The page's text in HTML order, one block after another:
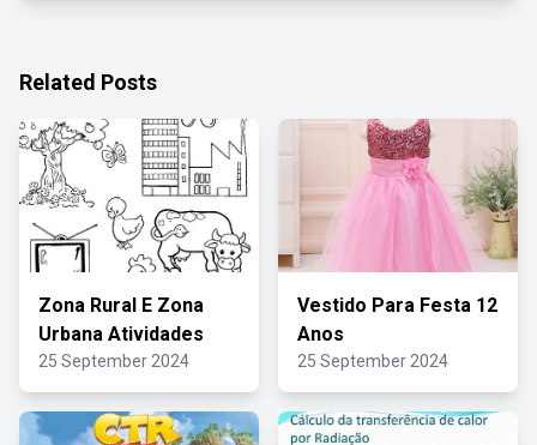
Related Posts
Zona Rural E Zona
Urbana Atividades
25 September 2024
Vestido Para Festa 12
Anos
25 September 2024